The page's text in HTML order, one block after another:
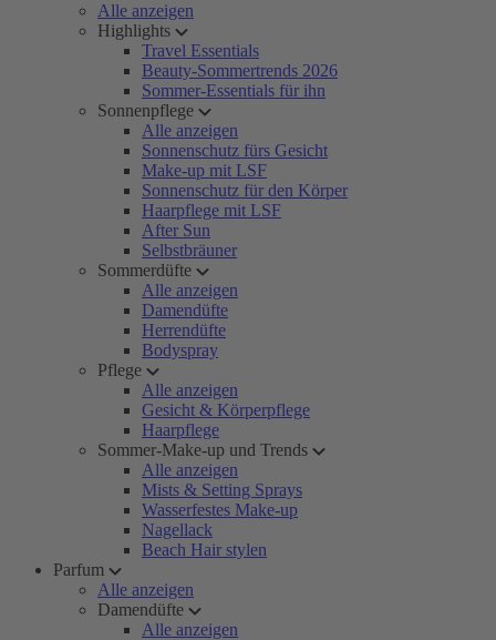
Alle anzeigen
Highlights
Travel Essentials
Beauty-Sommertrends 2026
Sommer-Essentials für ihn
Sonnenpflege
Alle anzeigen
Sonnenschutz fürs Gesicht
Make-up mit LSF
Sonnenschutz für den Körper
Haarpflege mit LSF
After Sun
Selbstbräuner
Sommerdüfte
Alle anzeigen
Damendüfte
Herrendüfte
Bodyspray
Pflege
Alle anzeigen
Gesicht & Körperpflege
Haarpflege
Sommer-Make-up und Trends
Alle anzeigen
Mists & Setting Sprays
Wasserfestes Make-up
Nagellack
Beach Hair stylen
Parfum
Alle anzeigen
Damendüfte
Alle anzeigen